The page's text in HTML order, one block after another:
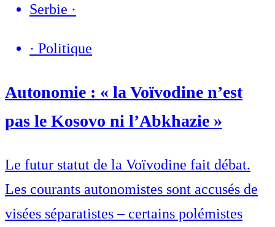
Serbie ·
· Politique
Autonomie : « la Voïvodine n’est
pas le Kosovo ni l’Abkhazie »
Le futur statut de la Voïvodine fait débat.
Les courants autonomistes sont accusés de
visées séparatistes – certains polémistes